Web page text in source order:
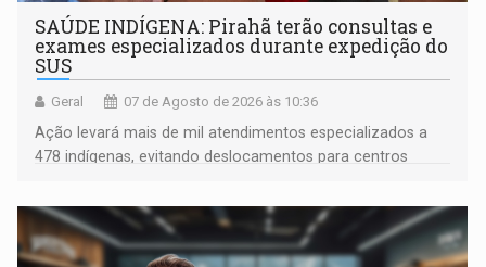
SAÚDE INDÍGENA: Pirahã terão consultas e
exames especializados durante expedição do
SUS
Geral 07 de Agosto de 2026 às 10:36
Ação levará mais de mil atendimentos especializados a
478 indígenas, evitando deslocamentos para centros